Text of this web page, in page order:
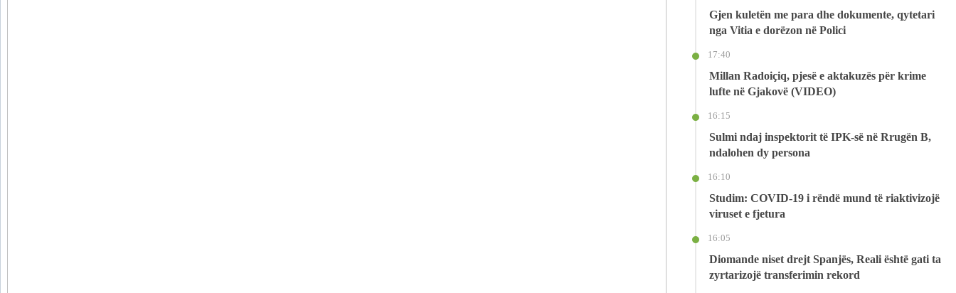
Gjen kuletën me para dhe dokumente, qytetari
nga Vitia e dorëzon në Polici
17:40
Millan Radoiçiq, pjesë e aktakuzës për krime
lufte në Gjakovë (VIDEO)
16:15
Sulmi ndaj inspektorit të IPK-së në Rrugën B,
ndalohen dy persona
16:10
Studim: COVID-19 i rëndë mund të riaktivizojë
viruset e fjetura
16:05
Diomande niset drejt Spanjës, Reali është gati ta
zyrtarizojë transferimin rekord